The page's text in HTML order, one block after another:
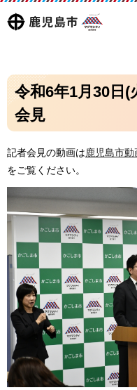
鹿児島
マグ
マシ
令和6年1月30日(
会見
記者会見の動画は鹿児島市動
をご覧ください。